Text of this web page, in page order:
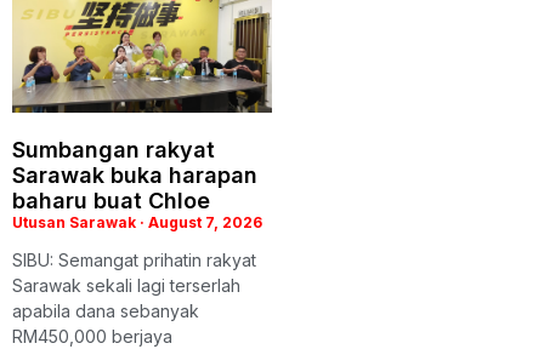
Sumbangan rakyat
Sarawak buka harapan
baharu buat Chloe
Utusan Sarawak August 7, 2026
SIBU: Semangat prihatin rakyat
Sarawak sekali lagi terserlah
apabila dana sebanyak
RM450,000 berjaya